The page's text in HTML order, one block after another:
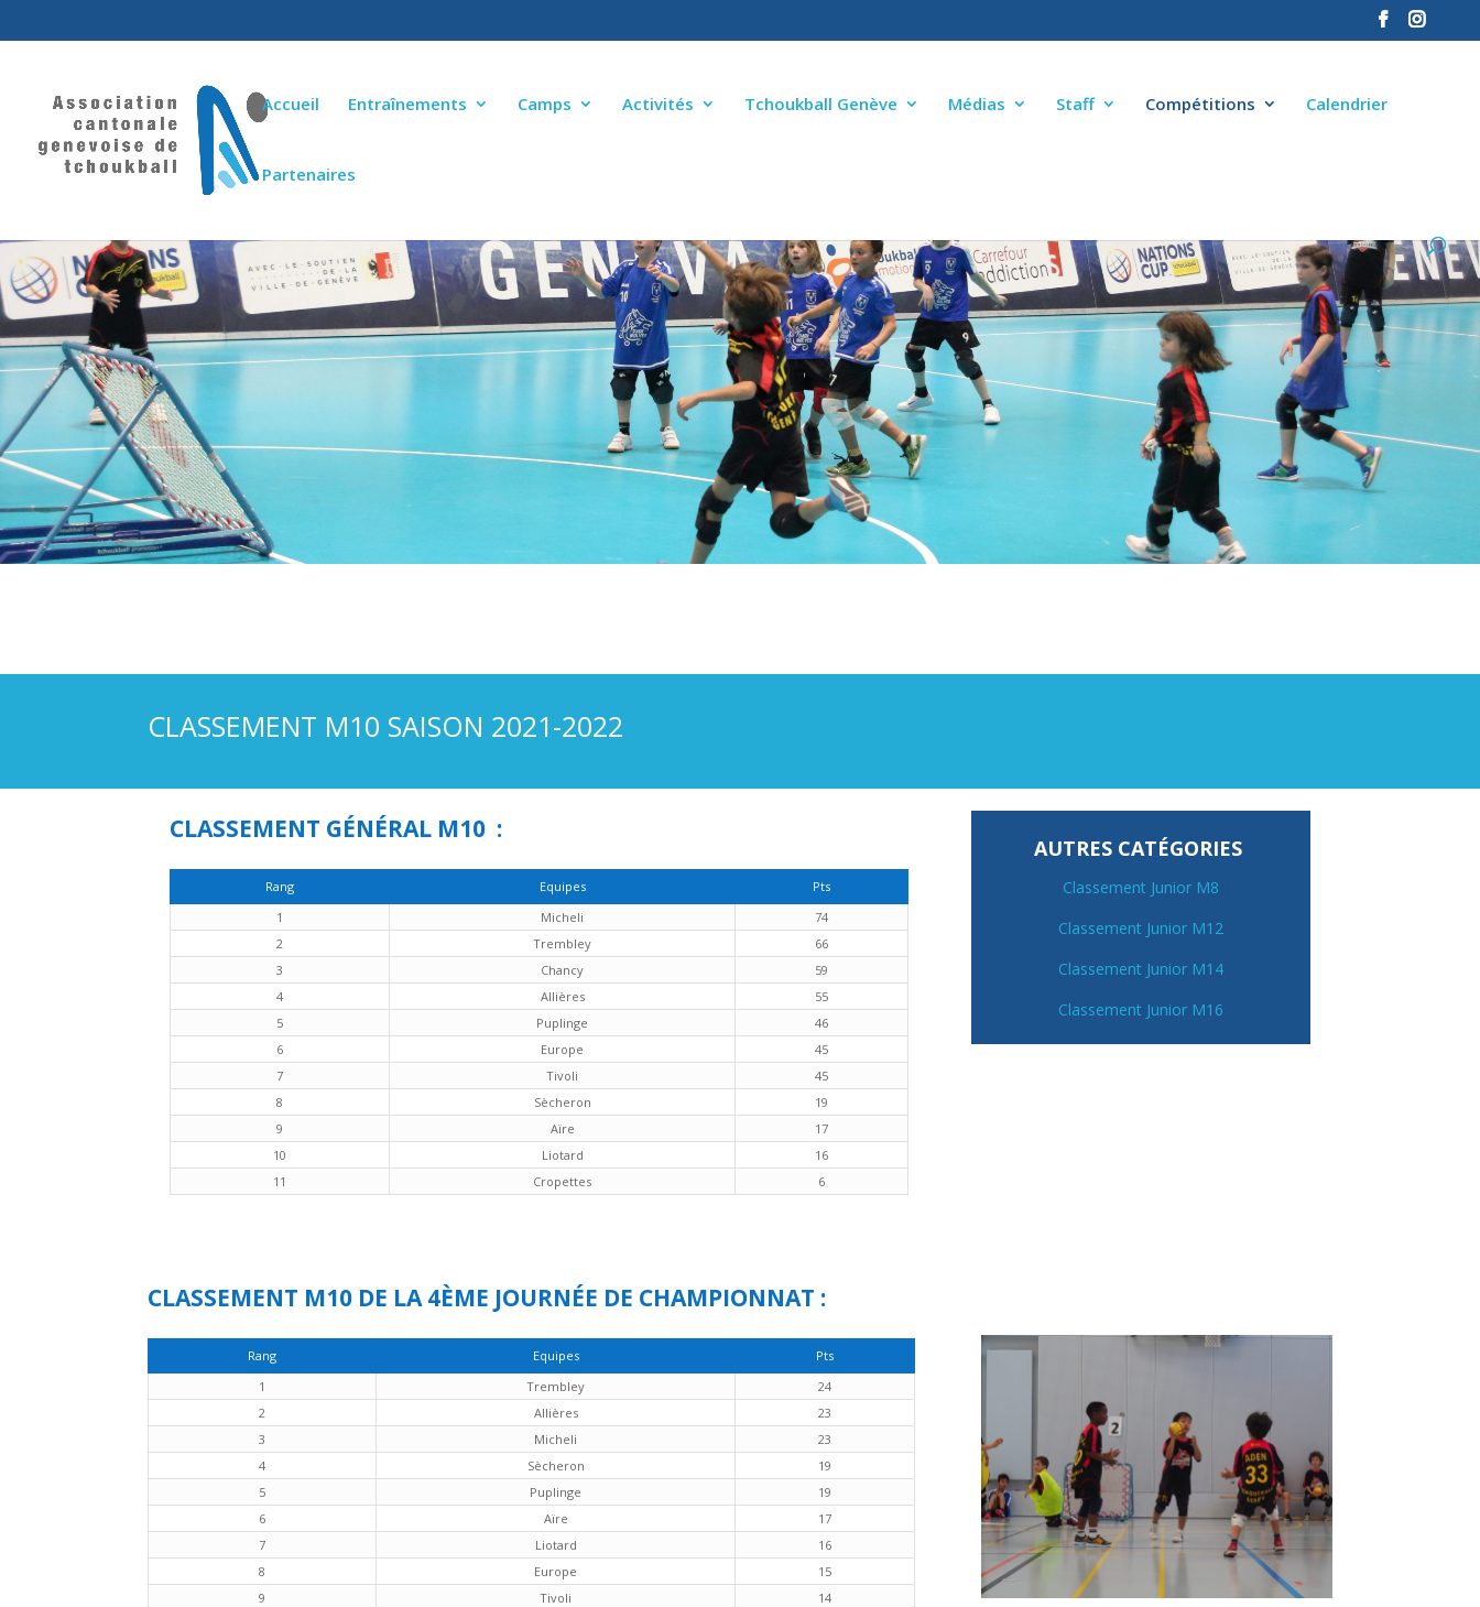
Accueil Entraînements Camps Activités Tchoukball Genève Médias Staff Compétitions Calendrier
Partenaires
CLASSEMENT M10 SAISON 2021-2022
CLASSEMENT GÉNÉRAL M10 :
Rang Equipes
Pts
1
Micheli
74
2
Trembley
66
3
Chancy
59
4
Allières
55
5
Puplinge
46
6
Europe
45
7
Tivoli
45
8
Sècheron
19
9
Aïre
17
10
Liotard
16
11
Cropettes 6
AUTRES CATÉGORIES
Classement Junior M8
Classement Junior M12
Classement Junior M14
Classement Junior M16
CLASSEMENT M10 DE LA 4ÈME JOURNÉE DE CHAMPIONNAT :
Rang Equipes
Pts
1
Trembley
24
2
Allières
23
3
Micheli
23
4
Sècheron
19
5
Puplinge
19
6
Aïre
17
7
Liotard
16
8
Europe
15
9
Tivoli
14